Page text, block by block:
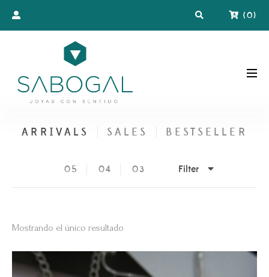
(0)
ARRIVALS SALES BESTSELLER
05 04 03 Filter
Mostrando el único resultado